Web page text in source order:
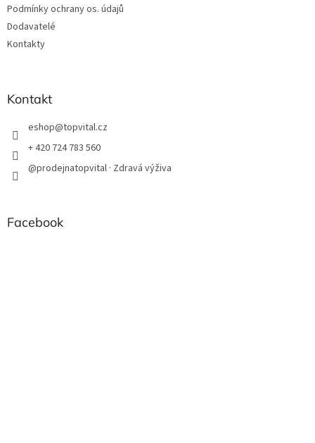
Podmínky ochrany os. údajů
Dodavatelé
Kontakty
Kontakt
eshop@topvital.cz
+ 420 724 783 560
@prodejnatopvital · Zdravá výživa
Facebook